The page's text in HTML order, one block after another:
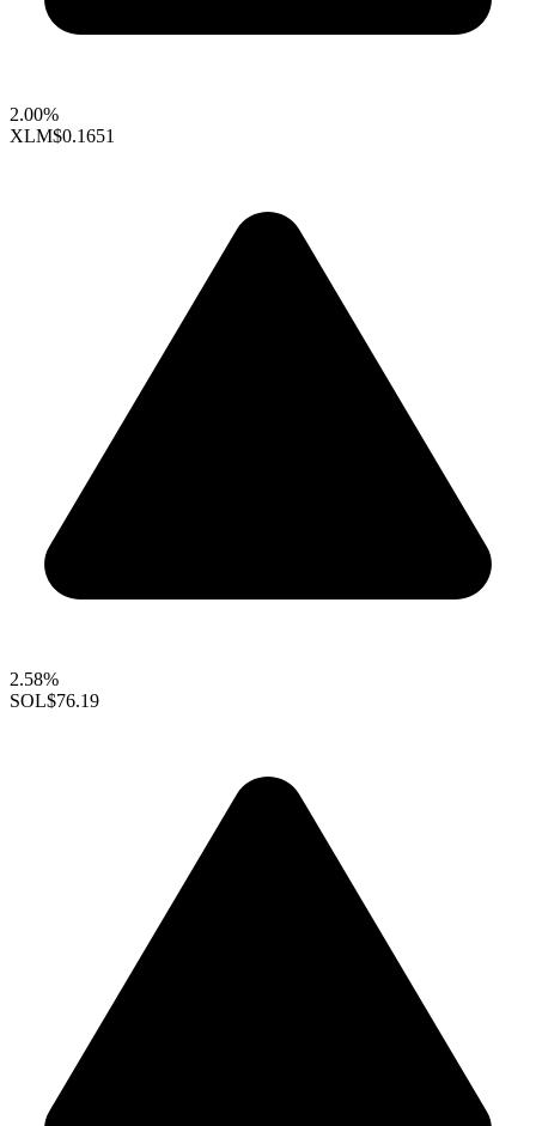
2.00%
XLM$0.1651
2.58%
SOL$76.19